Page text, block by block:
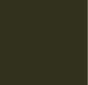
হয়রানির অভিযোগ